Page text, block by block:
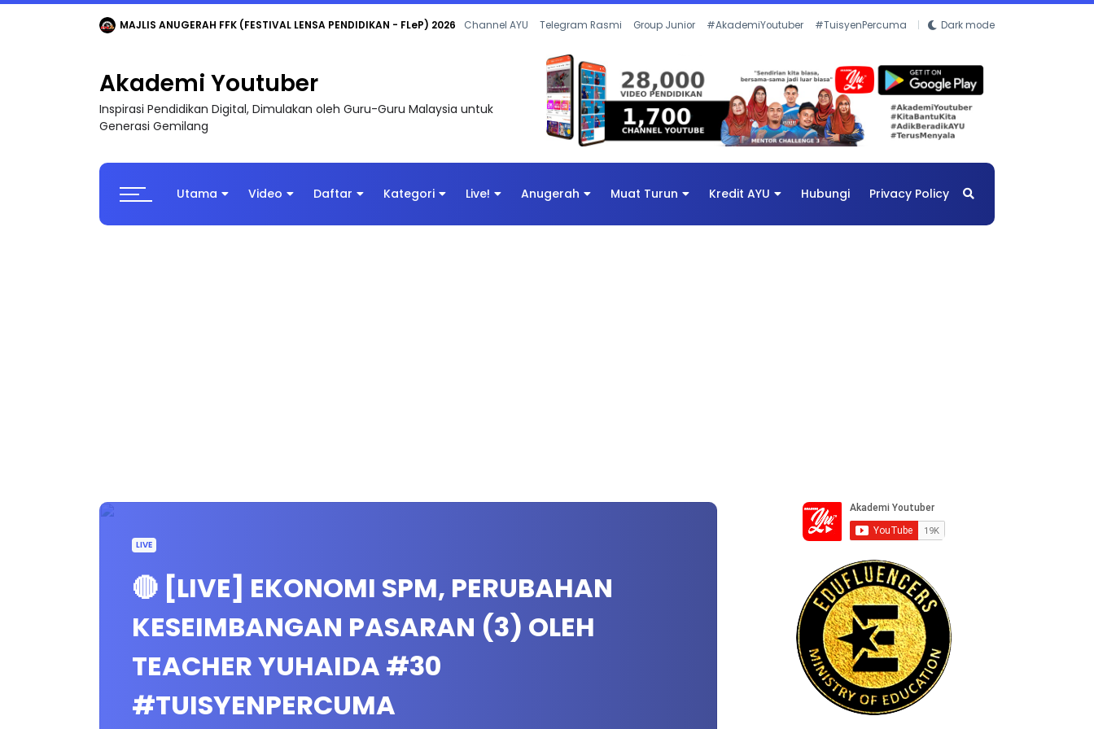
MAJLIS ANUGERAH FFK (FESTIVAL LENSA PENDIDIKAN - FLeP) 2026 Channel AYU Telegram Rasmi Group Junior #AkademiYoutuber #TuisyenPercuma Dark mode
Akademi Youtuber
Inspirasi Pendidikan Digital, Dimulakan oleh Guru-Guru Malaysia untuk
Generasi Gemilang
Utama Video Daftar Kategori Live! Anugerah Muat Turun Kredit AYU Hubungi Privacy Policy
LIVE
🔴 [LIVE] EKONOMI SPM, PERUBAHAN
KESEIMBANGAN PASARAN (3) OLEH
TEACHER YUHAIDA #30
#TUISYENPERCUMA